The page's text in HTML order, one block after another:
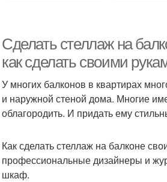
Сделать стеллаж на
как сделать своими
У многих балконов в квартирах
и наружной стеной дома. Многие
облагородить. И придать ему
Как сделать стеллаж на балконе
профессиональные дизайнеры и
шкаф.